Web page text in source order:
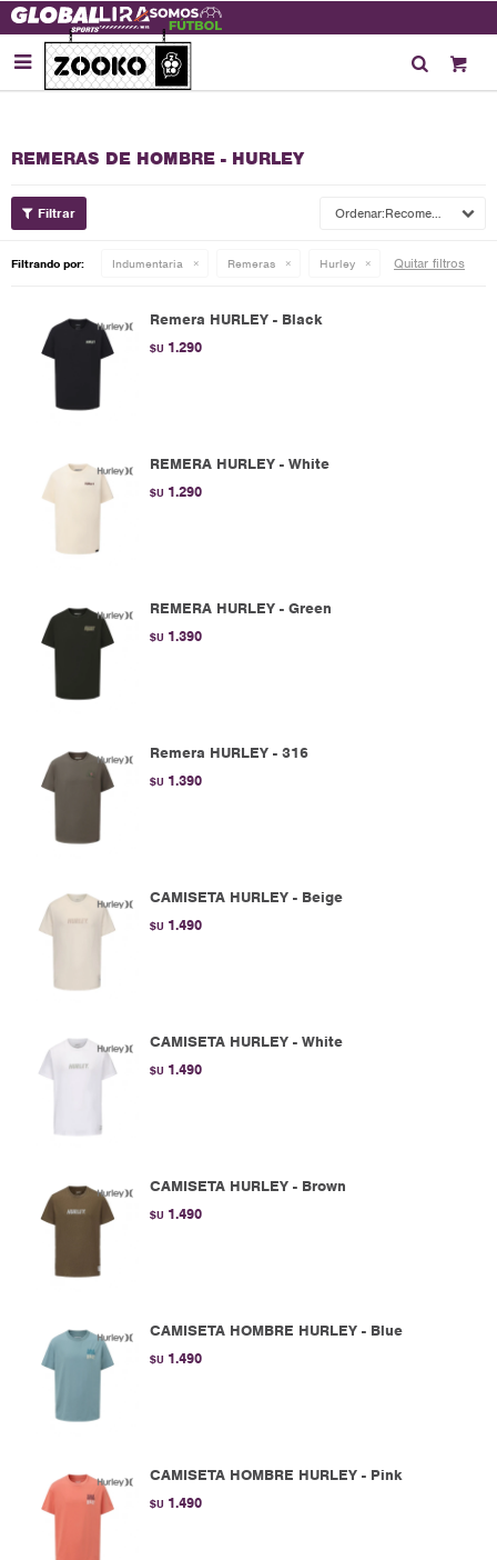

REMERAS DE HOMBRE - HURLEY
Recomendados
Filtrando por: Indumentaria Remeras Hurley Quitar filtros
Remera HURLEY - Black
$U 1.290
REMERA HURLEY - White
$U 1.290
REMERA HURLEY - Green
$U 1.390
Remera HURLEY - 316
$U 1.390
CAMISETA HURLEY - Beige
$U 1.490
CAMISETA HURLEY - White
$U 1.490
CAMISETA HURLEY - Brown
$U 1.490
CAMISETA HOMBRE HURLEY - Blue
$U 1.490
CAMISETA HOMBRE HURLEY - Pink
$U 1.490